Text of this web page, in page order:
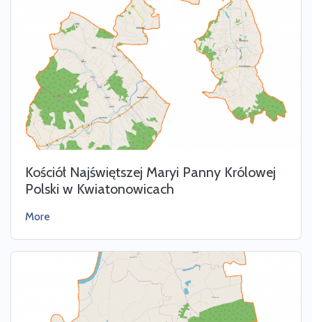
Kościół Najświętszej Maryi Panny Królowej
Polski w Kwiatonowicach
More